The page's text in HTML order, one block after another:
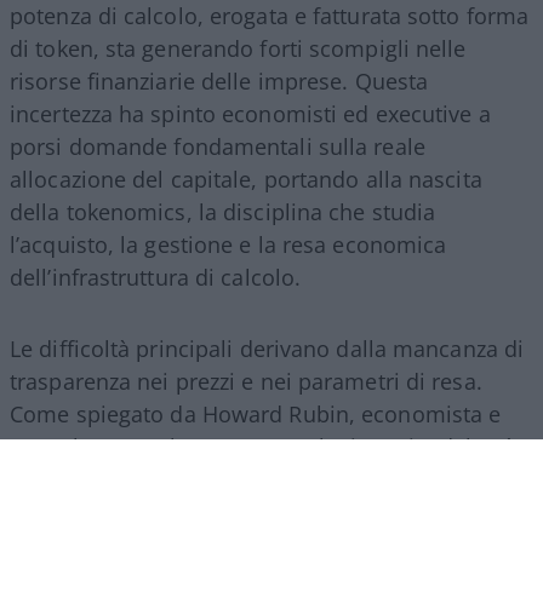
potenza di calcolo, erogata e fatturata sotto forma
di token, sta generando forti scompigli nelle
risorse finanziarie delle imprese. Questa
incertezza ha spinto economisti ed executive a
porsi domande fondamentali sulla reale
allocazione del capitale, portando alla nascita
della tokenomics, la disciplina che studia
l’acquisto, la gestione e la resa economica
dell’infrastruttura di calcolo.
Le difficoltà principali derivano dalla mancanza di
trasparenza nei prezzi e nei parametri di resa.
Come spiegato da Howard Rubin, economista e
consulente per la spesa tecnologica aziendale, “è